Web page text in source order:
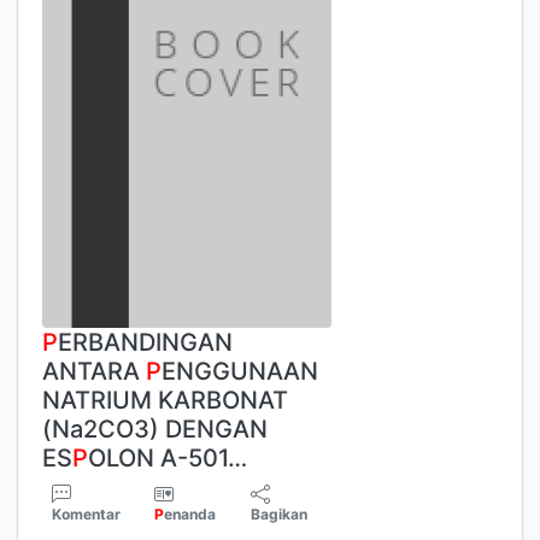
PERBANDINGAN
ANTARA PENGGUNAAN
NATRIUM KARBONAT
(Na2CO3) DENGAN
ESPOLON A-501…
Komentar Penanda Bagikan